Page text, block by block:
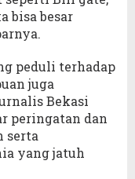
bisa besar
peduli terhadap
juga
Bekasi
peringatan dan
serta
yang jatuh